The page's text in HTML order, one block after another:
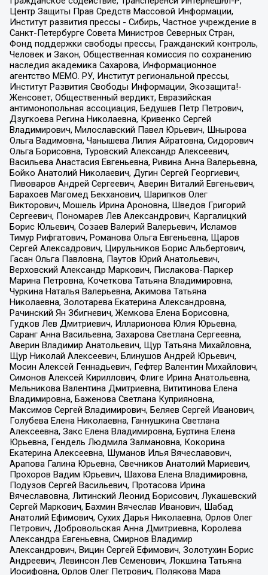
Центр Защиты Прав Средств Массовой Информации,
Институт развития прессы - Сибирь, Частное учреждение в
Санкт-Петербурге Совета Министров Северных Стран,
Фонд поддержки свободы прессы, Гражданский контроль,
Человек и Закон, Общественная комиссия по сохранению
наследия академика Сахарова, Информационное
агентство МЕМО. РУ, Институт региональной прессы,
Институт Развития Свободы Информации, Экозащита!-
Женсовет, Общественный вердикт, Евразийская
антимонопольная ассоциация, Бедушев Петр Петрович,
Дзугкоева Регина Николаевна, Кривенко Сергей
Владимирович, Милославский Павел Юрьевич, Шнырова
Ольга Вадимовна, Чанышева Лилия Айратовна, Сидорович
Ольга Борисовна, Туровский Александр Алексеевич,
Васильева Анастасия Евгеньевна, Ривина Анна Валерьевна,
Бойко Анатолий Николаевич, Дугин Сергей Георгиевич,
Пивоваров Андрей Сергеевич, Аверин Виталий Евгеньевич,
Барахоев Магомед Бекханович, Шарипков Олег
Викторович, Мошель Ирина Ароновна, Шведов Григорий
Сергеевич, Пономарев Лев Александрович, Каргалицкий
Борис Юльевич, Созаев Валерий Валерьевич, Исламов
Тимур Рифгатович, Романова Ольга Евгеньевна, Щаров
Сергей Алексадрович, Цирульников Борис Альбертович,
Гасан Ольга Павловна, Паутов Юрий Анатольевич,
Верховский Александр Маркович, Пислакова-Паркер
Марина Петровна, Кочеткова Татьяна Владимировна,
Чуркина Наталья Валерьевна, Акимова Татьяна
Николаевна, Золотарева Екатерина Александровна,
Рачинский Ян Збигневич, Жемкова Елена Борисовна,
Гудков Лев Дмитриевич, Илларионова Юлия Юрьевна,
Саранг Анна Васильевна, Захарова Светлана Сергеевна,
Аверин Владимир Анатольевич, Щур Татьяна Михайловна,
Щур Николай Алексеевич, Блинушов Андрей Юрьевич,
Мосин Алексей Геннадьевич, Гефтер Валентин Михайлович,
Симонов Алексей Кириллович, Флиге Ирина Анатольевна,
Мельникова Валентина Дмитриевна, Вититинова Елена
Владимировна, Баженова Светлана Куприяновна,
Максимов Сергей Владимирович, Беляев Сергей Иванович,
Голубева Елена Николаевна, Ганнушкина Светлана
Алексеевна, Закс Елена Владимировна, Буртина Елена
Юрьевна, Гендель Людмила Залмановна, Кокорина
Екатерина Алексеевна, Шуманов Илья Вячеславович,
Арапова Галина Юрьевна, Свечников Анатолий Мариевич,
Прохоров Вадим Юрьевич, Шахова Елена Владимировна,
Подузов Сергей Васильевич, Протасова Ирина
Вячеславовна, Литинский Леонид Борисович, Лукашевский
Сергей Маркович, Бахмин Вячеслав Иванович, Шабад
Анатолий Ефимович, Сухих Дарья Николаевна, Орлов Олег
Петрович, Добровольская Анна Дмитриевна, Королева
Александра Евгеньевна, Смирнов Владимир
Александрович, Вицин Сергей Ефимович, Золотухин Борис
Андреевич, Левинсон Лев Семенович, Локшина Татьяна
Иосифовна, Орлов Олег Петрович, Полякова Мара